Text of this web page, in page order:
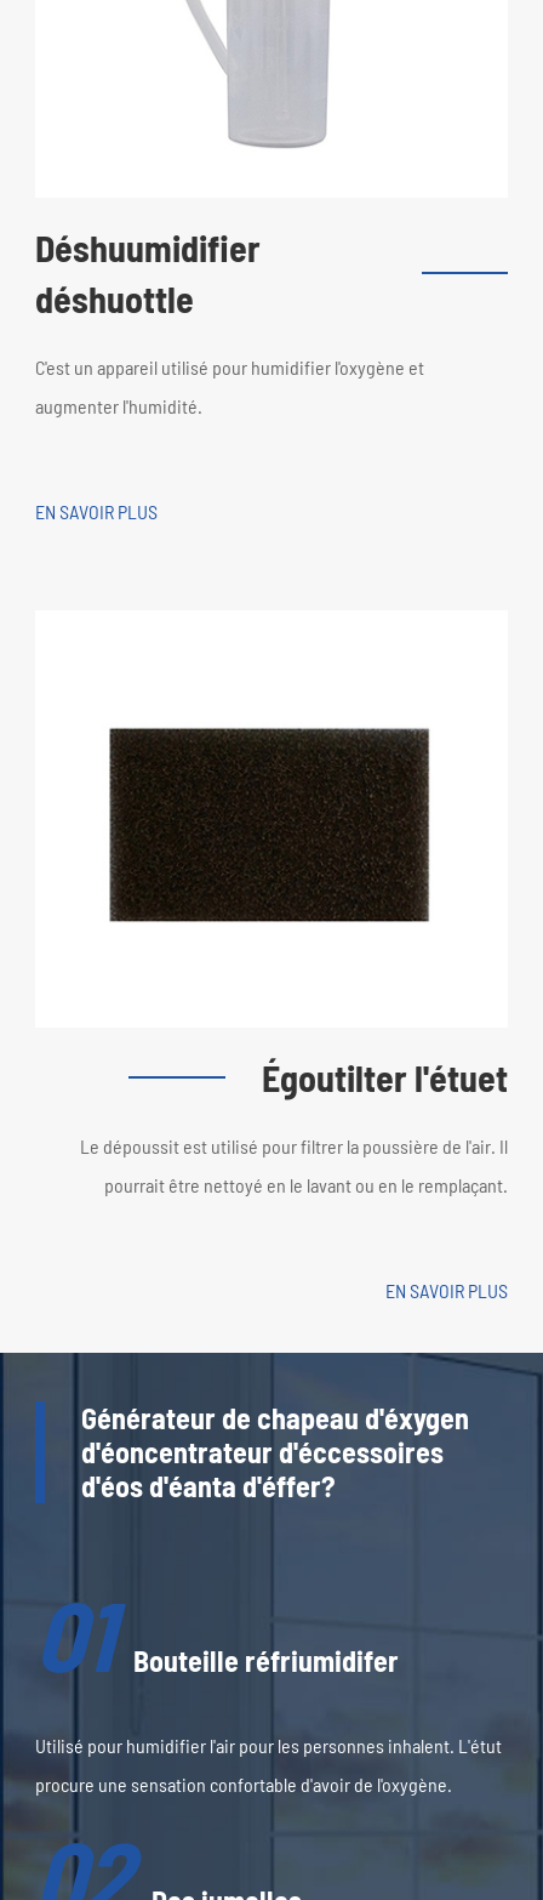
Déshuumidifier
déshuottle
C'est un appareil utilisé pour humidifier l'oxygène et
augmenter l'humidité.
EN SAVOIR PLUS
Égoutilter l'étuet
Le dépoussit est utilisé pour filtrer la poussière de l'air. Il
pourrait être nettoyé en le lavant ou en le remplaçant.
EN SAVOIR PLUS
Générateur de chapeau d'éxygen
d'éoncentrateur d'éccessoires
d'éos d'éanta d'éffer?
01 Bouteille réfriumidifer
Utilisé pour humidifier l'air pour les personnes inhalent. L'étut
procure une sensation confortable d'avoir de l'oxygène.
02